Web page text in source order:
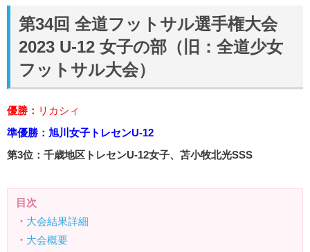
第34回 全道フットサル選手権大会
2023 U-12 女子の部（旧：全道少女
フットサル大会）
優勝： リカシィ
準優勝：旭川女子トレセンU-12
第3位：千歳地区トレセンU-12女子、苫小牧北光SSS
目次
・ 大会結果詳細
・ 大会概要